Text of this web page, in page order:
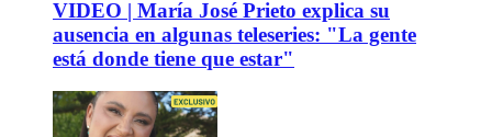
VIDEO | María José Prieto explica su
ausencia en algunas teleseries: "La gente
está donde tiene que estar"